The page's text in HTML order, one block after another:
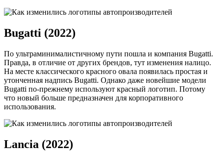
Bugatti (2022)
По ультраминималистичному пути пошла и компания Bugatti.
Правда, в отличие от других брендов, тут изменения налицо.
На месте классического красного овала появилась простая и
утонченная надпись Bugatti. Однако даже новейшие модели
Bugatti по-прежнему используют красный логотип. Потому
что новый больше предназначен для корпоративного
использования.
Lancia (2022)